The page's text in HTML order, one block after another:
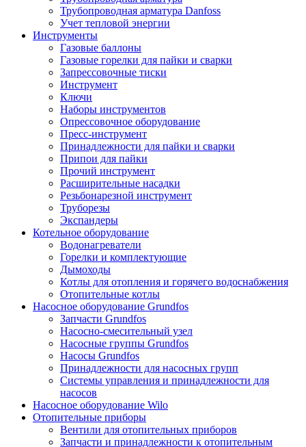
Трубопроводная арматура Danfoss
Учет тепловой энергии
Инструменты
Газовые баллоны
Газовые горелки для пайки и сварки
Запрессовочные тиски
Инструмент
Ключи
Наборы инструментов
Опрессовочное оборудование
Пресс-инструмент
Принадлежности для пайки и сварки
Припои для пайки
Прочий инструмент
Расширительные насадки
Резьбонарезной инструмент
Труборезы
Экспандеры
Котельное оборудование
Водонагреватели
Горелки и комплектующие
Дымоходы
Котлы для отопления и горячего водоснабжения
Отопительные котлы
Насосное оборудование Grundfos
Запчасти Grundfos
Насосно-смесительный узел
Насосные группы Grundfos
Насосы Grundfos
Принадлежности для насосных групп
Системы управления и принадлежности для
насосов
Насосное оборудование Wilo
Отопительные приборы
Вентили для отопительных приборов
Запчасти и принадлежности к отопительным